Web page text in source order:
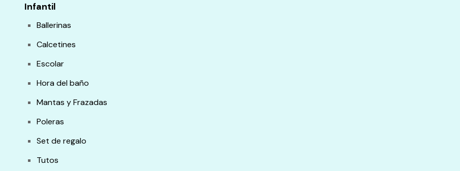
Infantil
Ballerinas
Calcetines
Escolar
Hora del baño
Mantas y Frazadas
Poleras
Set de regalo
Tutos